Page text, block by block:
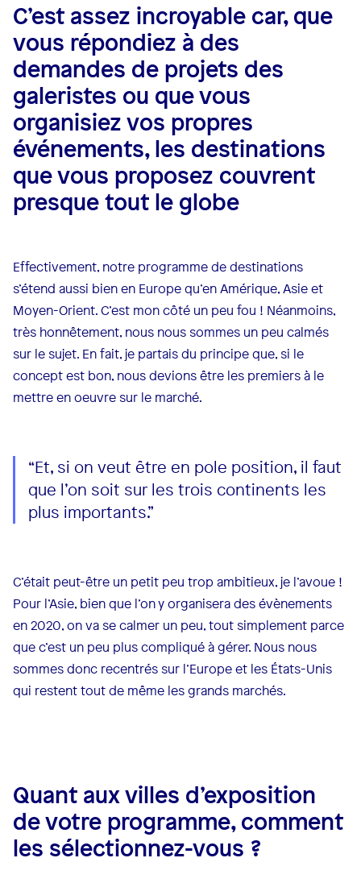
C’est assez incroyable car, que
vous répondiez à des
demandes de projets des
galeristes ou que vous
organisiez vos propres
événements, les destinations
que vous proposez couvrent
presque tout le globe
Effectivement, notre programme de destinations
s’étend aussi bien en Europe qu’en Amérique, Asie et
Moyen-Orient. C’est mon côté un peu fou ! Néanmoins,
très honnêtement, nous nous sommes un peu calmés
sur le sujet. En fait, je partais du principe que, si le
concept est bon, nous devions être les premiers à le
mettre en oeuvre sur le marché.
“Et, si on veut être en pole position, il faut
que l’on soit sur les trois continents les
plus importants.”
C’était peut-être un petit peu trop ambitieux, je l’avoue !
Pour l’Asie, bien que l’on y organisera des évènements
en 2020, on va se calmer un peu, tout simplement parce
que c’est un peu plus compliqué à gérer. Nous nous
sommes donc recentrés sur l’Europe et les États-Unis
qui restent tout de même les grands marchés.
Quant aux villes d’exposition
de votre programme, comment
les sélectionnez-vous ?